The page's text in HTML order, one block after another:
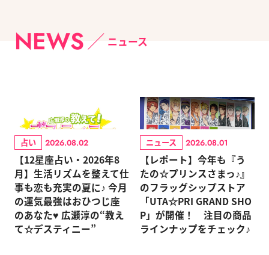
NEWS ニュース
占い 2026.08.02
【12星座占い・2026年8
月】生活リズムを整えて仕
事も恋も充実の夏に♪ 今月
の運気最強はおひつじ座
のあなた♥ 広瀬淳の“教え
て☆デスティニー”
ニュース 2026.08.01
【レポート】今年も『う
たの☆プリンスさまっ♪』
のフラッグシップストア
「UTA☆PRI GRAND SHO
P」が開催！ 注目の商品
ラインナップをチェック♪